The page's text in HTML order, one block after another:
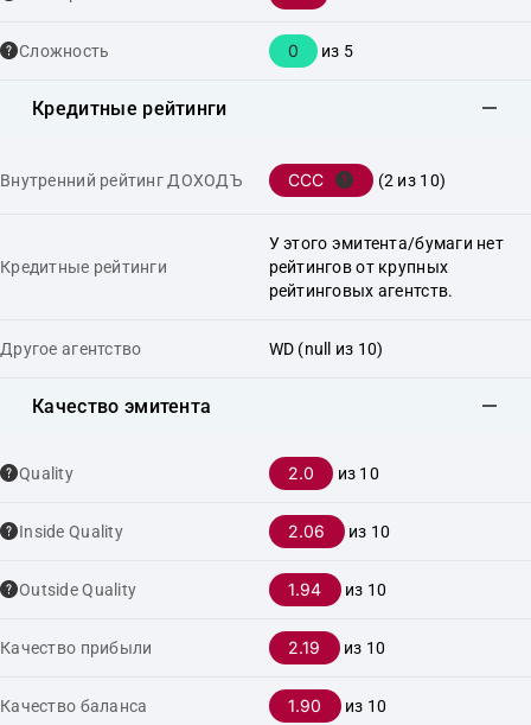
Сложность 0 из 5
Кредитные рейтинги
Внутренний рейтинг ДОХОДЪ CCC (2 из 10)
Кредитные рейтинги
У этого эмитента/бумаги нет
рейтингов от крупных
рейтинговых агентств.
Другое агентство WD (null из 10)
Качество эмитента
Quality 2.0 из 10
Inside Quality 2.06 из 10
Outside Quality 1.94 из 10
Качество прибыли 2.19 из 10
Качество баланса 1.90 из 10